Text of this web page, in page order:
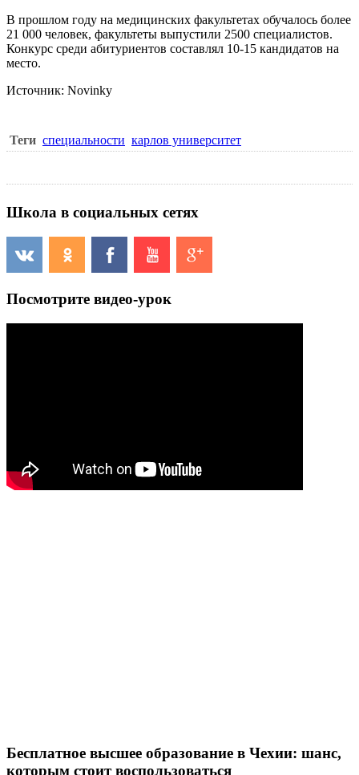
В прошлом году на медицинских факультетах обучалось более
21 000 человек, факультеты выпустили 2500 специалистов.
Конкурс среди абитуриентов составлял 10-15 кандидатов на
место.
Источник: Novinky
Теги специальности карлов университет
Школа в социальных сетях
Посмотрите видео-урок
Бесплатное высшее образование в Чехии: шанс,
которым стоит воспользоваться